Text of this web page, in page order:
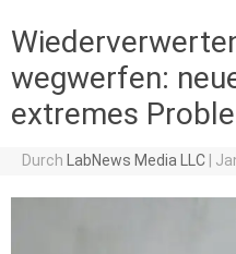
wegwerfen:
extremes
Durch LabNews Media LLC